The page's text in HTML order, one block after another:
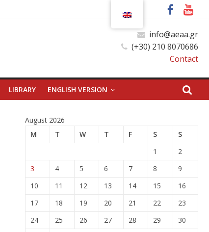
info@aeaa.gr
(+30) 210 8070686
Contact
LIBRARY ENGLISH VERSION
August 2026
M
T W T F S
S
1
2
3
4 5 6 7 8
9
10
11 12 13 14 15
16
17
18 19 20 21 22
23
24
25 26 27 28 29
30